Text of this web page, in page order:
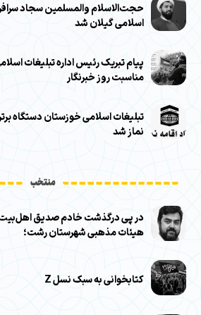
حجت‌الاسلام والمسلمین سجاد
اسلامی گیلان شد
پیام تبریک رئیس اداره تبلیغات
مناسبت روز خبرنگار
نماز شد
منتخب
در پی درگذشت خادم صدیق
هیئات مذهبی شهرستان رشت؛
کتابخوانی به سبک نسل Z